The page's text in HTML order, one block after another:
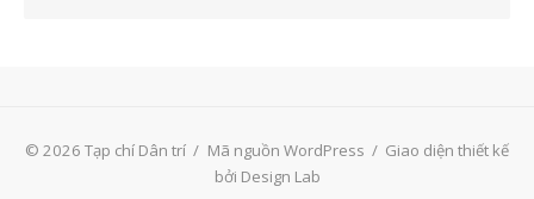
© 2026 Tạp chí Dân trí / Mã nguồn WordPress / Giao diện thiết kế
bởi Design Lab